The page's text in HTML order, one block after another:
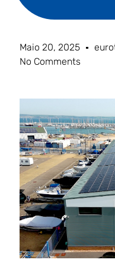
Maio 20, 2025
No Comments